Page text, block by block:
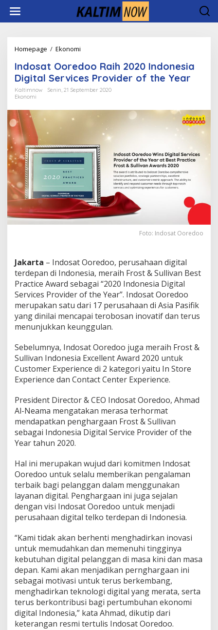
konten
Homepage / Ekonomi
Raih
2020
Indonesia
Digital
Provider
Indosat Ooredoo Raih 2020 Indonesia
Digital Services Provider of the Year
Kaltimnow
Senin, 21 September 2020
Ekonomi
Foto: Indosat Ooredoo
Jakarta – Indosat Ooredoo, perusahaan digital
terdepan di Indonesia, meraih Frost & Sullivan Best
Practice Award sebagai “2020 Indonesia Digital
Services Provider of the Year”. Indosat Ooredoo
merupakan satu dari 17 perusahaan di Asia Pasifik
yang dinilai mencapai terobosan inovatif dan terus
menunjukkan keunggulan.
Sebelumnya, Indosat Ooredoo juga meraih Frost &
Sullivan Indonesia Excellent Award 2020 untuk
Customer Experience di 2 kategori yaitu In Store
Experience dan Contact Center Experience.
President Director & CEO Indosat Ooredoo, Ahmad
Al-Neama mengatakan merasa terhormat
mendapatkan penghargaan Frost & Sullivan
sebagai Indonesia Digital Service Provider of the
Year tahun 2020.
Hal ini merupakan wujud dari komitmen Indosat
Ooredoo untuk selalu memberikan pengalaman
terbaik bagi pelanggan dalam menggunakan
layanan digital. Penghargaan ini juga sejalan
dengan visi Indosat Ooredoo untuk menjadi
perusahaan digital telko terdepan di Indonesia.
“Kami tidak akan berhenti menghadirkan inovasi
untuk memudahkan dan memenuhi tingginya
kebutuhan digital pelanggan di masa kini dan masa
depan. Kami akan menjadikan pernghargaan ini
sebagai motivasi untuk terus berkembang,
menghadirkan teknologi digital yang merata, serta
terus berkontribusi bagi pertumbuhan ekonomi
digital Indonesia,” kata Ahmad, dikutip dari
keterangan resmi tertulis Indosat Ooredoo.